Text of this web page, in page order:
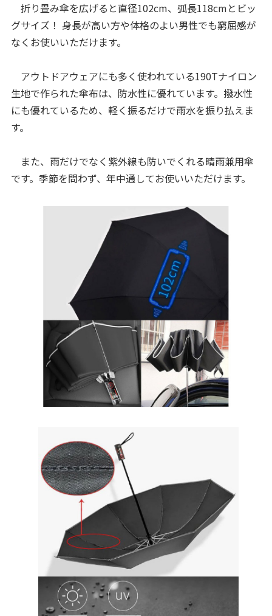
折り畳み傘を広げると直径102cm、弧長118cmとビッ
グサイズ！ 身長が高い方や体格のよい男性でも窮屈感が
なくお使いいただけます。
アウトドアウェアにも多く使われている190Tナイロン
生地で作られた傘布は、防水性に優れています。撥水性
にも優れているため、軽く振るだけで雨水を振り払えま
す。
また、雨だけでなく紫外線も防いでくれる晴雨兼用傘
です。季節を問わず、年中通してお使いいただけます。